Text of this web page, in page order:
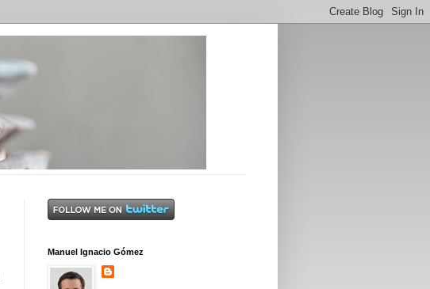
Manuel Ignacio Gómez